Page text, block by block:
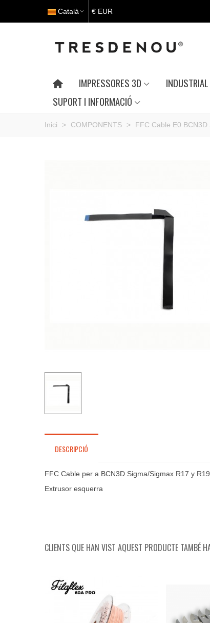
Català € EUR
IMPRESSORES 3D INDUSTRIAL
SUPORT I INFORMACIÓ
Inici > COMPONENTS > FFC Cable E0 BCN3D
DESCRIPCIÓ
FFC Cable per a BCN3D Sigma/Sigmax R17 y R19
Extrusor esquerra
CLIENTS QUE HAN VIST AQUEST PRODUCTE TAMBÉ